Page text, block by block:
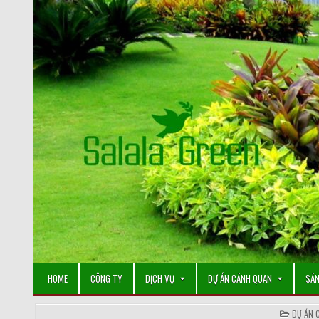
HOME CÔNG TY DỊCH VỤ DỰ ÁN CẢNH QUAN
POSTED
DỰ ÁN